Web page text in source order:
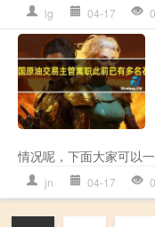
lg 04-17 0
情况呢，下面大家可以
jn 04-17 0